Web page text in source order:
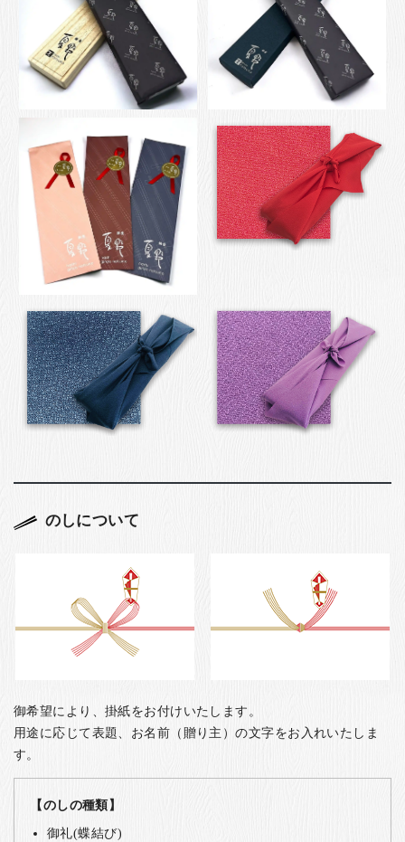
のしについて
御希望により、掛紙をお付けいたします。
用途に応じて表題、お名前（贈り主）の文字をお入れいたしま
す。
【のしの種類】
御礼(蝶結び)